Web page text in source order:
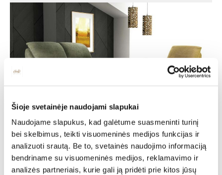
Šioje svetainėje naudojami slapukai
Naudojame slapukus, kad galėtume suasmeninti turinį
bei skelbimus, teikti visuomeninės medijos funkcijas ir
analizuoti srautą. Be to, svetainės naudojimo informaciją
bendriname su visuomeninės medijos, reklamavimo ir
analizės partneriais, kurie gali ją pridėti prie kitos jūsų
Minkšti baldai -
jaukumas ir stilius jūsų
namuose